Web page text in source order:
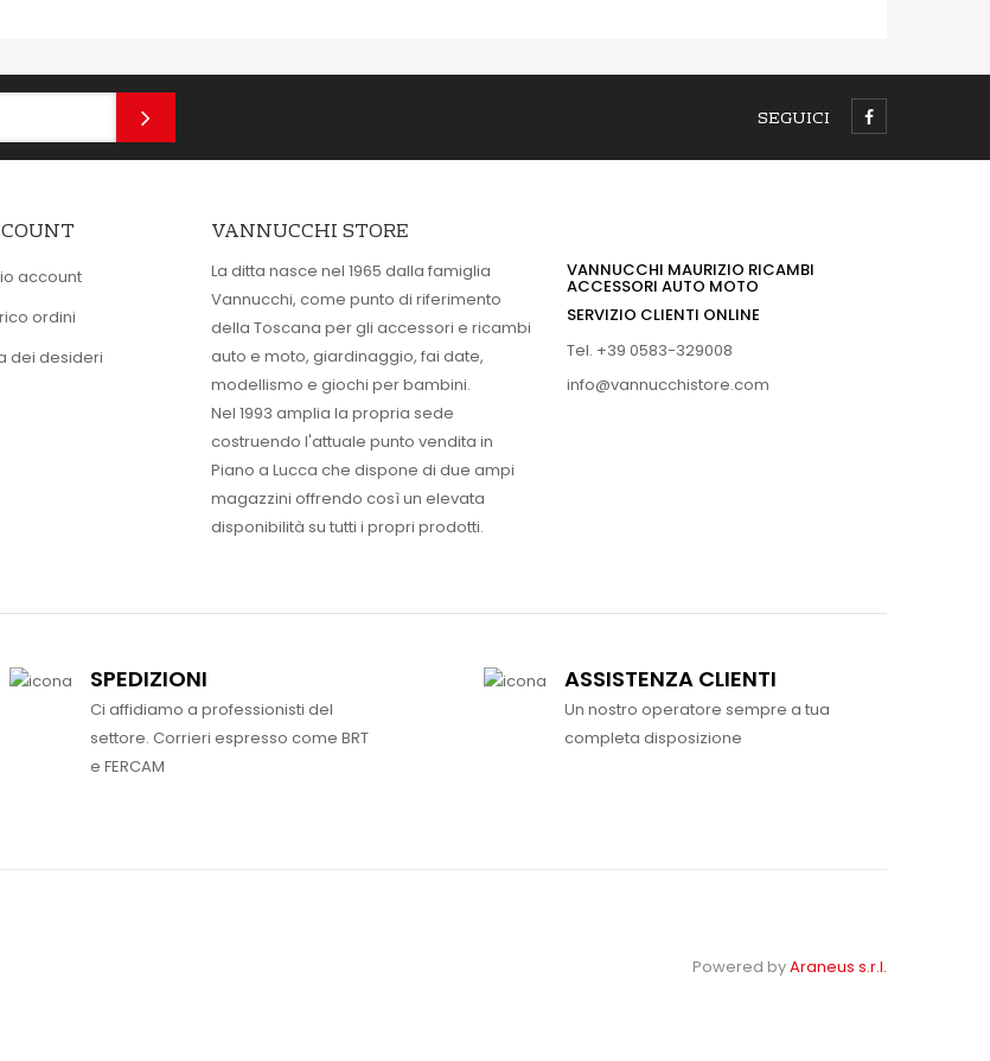
SEGUICI
account
ordini
dei desideri
VANNUCCHI STORE
La ditta nasce nel 1965 dalla famiglia
Vannucchi, come punto di riferimento
della Toscana per gli accessori e ricambi
auto e moto, giardinaggio, fai date,
modellismo e giochi per bambini.
Nel 1993 amplia la propria sede
costruendo l'attuale punto vendita in
Piano a Lucca che dispone di due ampi
magazzini offrendo così un elevata
disponibilità su tutti i propri prodotti.
VANNUCCHI MAURIZIO RICAMBI
ACCESSORI AUTO MOTO
SERVIZIO CLIENTI ONLINE
Tel. +39 0583-329008
info@vannucchistore.com
SPEDIZIONI
Ci affidiamo a professionisti del
settore. Corrieri espresso come BRT
e FERCAM
ASSISTENZA CLIENTI
Un nostro operatore sempre a tua
completa disposizione
Powered byAraneus s.r.l.